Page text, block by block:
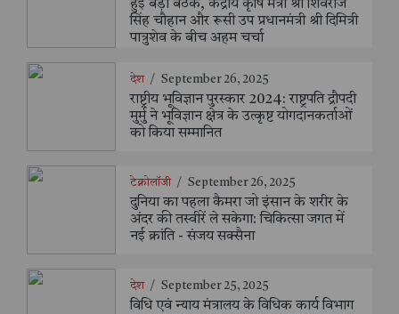
हुई बड़ी बैठक, केंद्रीय कृषि मंत्री श्री शिवराज
सिंह चौहान और रूसी उप प्रधानमंत्री श्री दिमित्री
पात्रुशेव के बीच अहम चर्चा
देश / September 26, 2025
राष्ट्रीय भूविज्ञान पुरस्कार 2024: राष्ट्रपति द्रौपदी
मुर्मु ने भूविज्ञान क्षेत्र के उत्कृष्ट योगदानकर्ताओं
को किया सम्मानित
टेक्नोलॉजी / September 26, 2025
दुनिया का पहला कैमरा जो इंसान के शरीर के
अंदर की तस्वीरें ले सकेगा: चिकित्सा जगत में
नई क्रांति - संजय सक्सैना
देश / September 25, 2025
विधि एवं न्याय मंत्रालय के विधिक कार्य विभाग